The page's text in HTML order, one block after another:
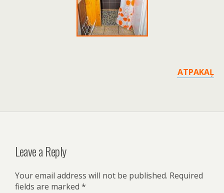
ATPAKAĻ
Leave a Reply
Your email address will not be published. Required
fields are marked *